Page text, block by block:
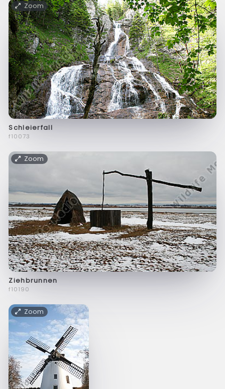
Zoom
Schleierfall
f10073
Zoom
Ziehbrunnen
f10190
Zoom